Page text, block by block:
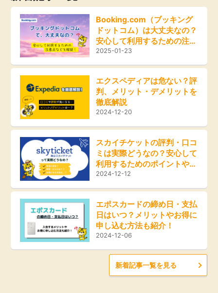
モニター
ポイ活お得情報
お友達紹介
カード比較
毎日ゲット
特集一覧
GMOポイ活の使い方
ヘルプセンター
美容・健康
有料サービス
銀行・金融・投資
ふるさと納税
Booking.com（ブッキング
ドットコム）は大丈夫なの？
安心して利用するための注意
点などを解説！
2025-01-23
エクスペディアは危ない？評
判、メリット・デメリットを
徹底解説
2024-12-20
スカイチケットの評判・口コ
ミは実際どうなの？安心して
利用するためのポイントやお
得な方法をご紹介！
2024-12-12
エポスカードの締め日・支払
日はいつ？メリットやお得に
申し込む方法も紹介！
2024-12-06
新着記事一覧を見る